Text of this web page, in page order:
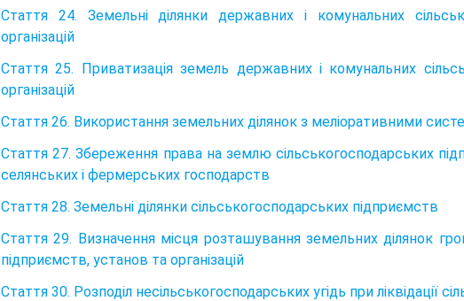
Стаття 24. Земельні ділянки державних і комунальних
організацій
Стаття 25. Приватизація земель державних і комунальних
організацій
Стаття 26. Використання земельних ділянок з меліоративними
Стаття 27. Збереження права на землю сільськогосподарських
селянських і фермерських господарств
Стаття 28. Земельні ділянки сільськогосподарських підприємств
Стаття 29. Визначення місця розташування земельних ділянок
підприємств, установ та організацій
Стаття 30. Розподіл несільськогосподарських угідь при ліквідації